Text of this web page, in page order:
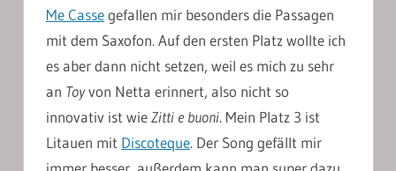
Me Cassegefallen mir besonders die Passagen
mit dem Saxofon. Auf den ersten Platz wollte ich
es aber dann nicht setzen, weil es mich zu sehr
an Toyvon Netta erinnert, also nicht so
innovativ ist wieZitti e buoni. Mein Platz 3 ist
Litauen mit Discoteque. Der Song gefällt mir